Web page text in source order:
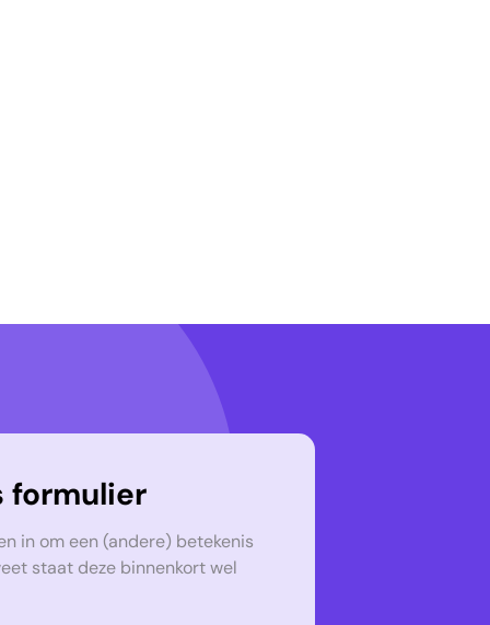
formulier
in om een (andere) betekenis
staat deze binnenkort wel